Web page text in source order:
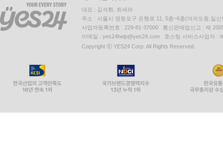
대표 : 김석환, 최세라
주소 : 서울시 영등포구 은행로 11, 5층~6층(여의도동,일신
사업자등록번호 : 229-81-37000 통신판매업신고 : 제
이메일 : yes24help@yes24.com 호스팅 서비스사업자 :
Copyright ⓒ YES24 Corp. All Rights Reserved.